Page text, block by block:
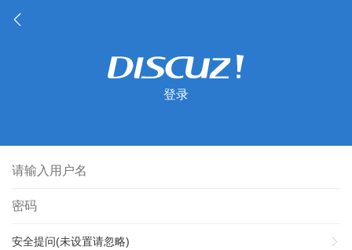
登录
安全提问(未设置请忽略)